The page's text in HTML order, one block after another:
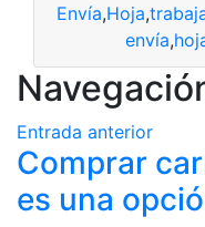
Envía,Hoja,
envía,
Entrada anterior
Comprar
es una